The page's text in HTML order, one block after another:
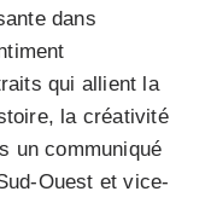
dans
qui allient la
la créativité
un communiqué
Ouest et vice-